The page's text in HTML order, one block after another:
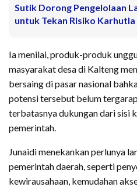
Sutik Dorong Pengelolaan
untuk Tekan Risiko Karhutla
Ia menilai, produk-produk
masyarakat desa di Kalteng
bersaing di pasar nasional
potensi tersebut belum
terbatasnya dukungan dari sisi
pemerintah.
Junaidi menekankan perlunya
pemerintah daerah, seperti
kewirausahaan, kemudahan